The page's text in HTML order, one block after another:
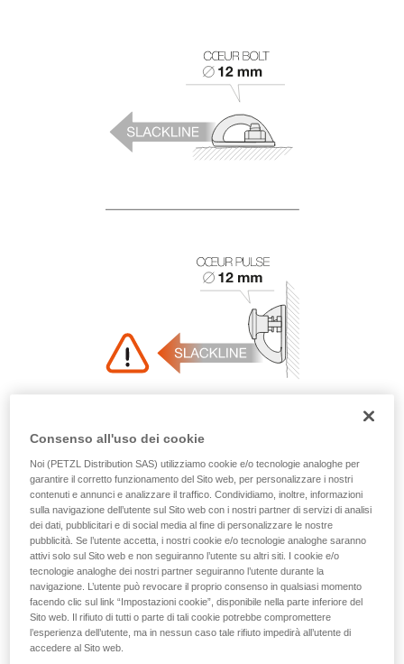
Ripartizione delle sollecitazioni: moltiplicare gli
ancoraggi non è sufficiente
Consenso all'uso dei cookie
Noi (PETZL Distribution SAS) utilizziamo cookie e/o tecnologie analoghe per
garantire il corretto funzionamento del Sito web, per personalizzare i nostri
contenuti e annunci e analizzare il traffico. Condividiamo, inoltre, informazioni
sulla navigazione dell’utente sul Sito web con i nostri partner di servizi di analisi
dei dati, pubblicitari e di social media al fine di personalizzare le nostre
pubblicità. Se l’utente accetta, i nostri cookie e/o tecnologie analoghe saranno
attivi solo sul Sito web e non seguiranno l’utente su altri siti. I cookie e/o
tecnologie analoghe dei nostri partner seguiranno l’utente durante la
navigazione. L’utente può revocare il proprio consenso in qualsiasi momento
facendo clic sul link “Impostazioni cookie”, disponibile nella parte inferiore del
Sito web. Il rifiuto di tutti o parte di tali cookie potrebbe compromettere
l’esperienza dell’utente, ma in nessun caso tale rifiuto impedirà all’utente di
accedere al Sito web.